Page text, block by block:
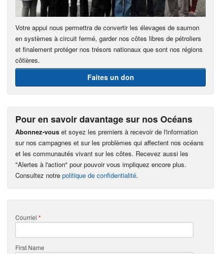
Votre appui nous permettra de convertir les élevages de saumon
en systèmes à circuit fermé, garder nos côtes libres de pétroliers
et finalement protéger nos trésors nationaux que sont nos régions
côtières.
Faites un don
Pour en savoir davantage sur nos Océans
Abonnez-vous et soyez les premiers à recevoir de l'information
sur nos campagnes et sur les problèmes qui affectent nos océans
et les communautés vivant sur les côtes. Recevez aussi les
"Alertes à l'action" pour pouvoir vous impliquez encore plus.
Consultez notre politique de confidentialité.
Courriel *
First Name